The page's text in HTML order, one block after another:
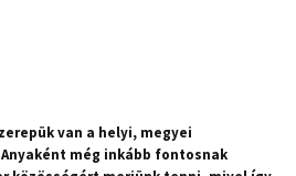
van a helyi, megyei
még inkább fontosnak